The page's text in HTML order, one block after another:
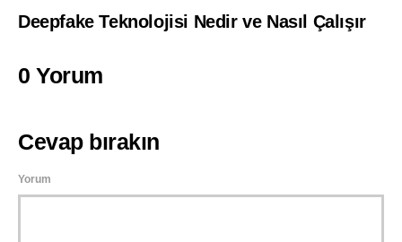
Deepfake Teknolojisi Nedir ve Nasıl Çalışır
0 Yorum
Cevap bırakın
Yorum